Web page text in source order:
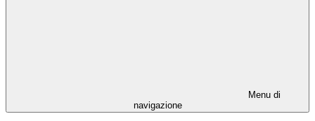
Menu di
navigazione